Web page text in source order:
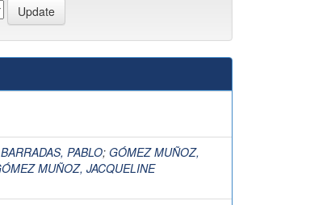
PABLO; GÓMEZ MUÑOZ,
MUÑOZ, JACQUELINE